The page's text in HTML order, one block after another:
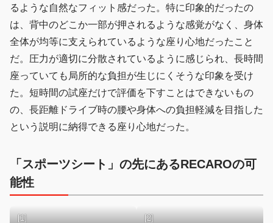
るような自然なフィット感だった。特に印象的だったの
は、背中のどこか一部が押されるような感覚がなく、身体
全体が均等に支えられているような座り心地だったこと
だ。圧力が適切に分散されているように感じられ、長時間
座っていても局所的な負担が生じにくそうな印象を受け
た。短時間の試座だけで評価を下すことはできないもの
の、長距離ドライブ時の腰や身体への負担軽減を目指した
という説明に納得できる座り心地だった。
「スポーツシート」の先にあるRECAROの可
能性
[1] [2]